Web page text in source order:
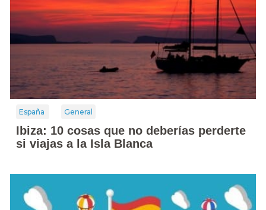
España General
Ibiza: 10 cosas que no deberías perderte
si viajas a la Isla Blanca